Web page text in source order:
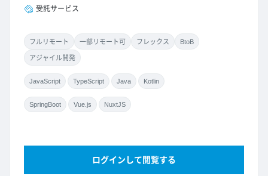
受託サービス
フルリモート 一部リモート可 フレックス BtoB
アジャイル開発
JavaScript TypeScript Java Kotlin
SpringBoot Vue.js NuxtJS
ログインして閲覧する